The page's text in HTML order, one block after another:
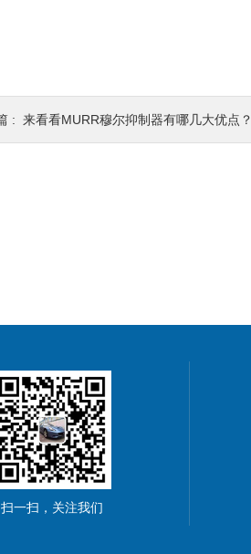
: 来看看MURR穆尔抑制器有哪几大优点？
扫一扫，关注我们